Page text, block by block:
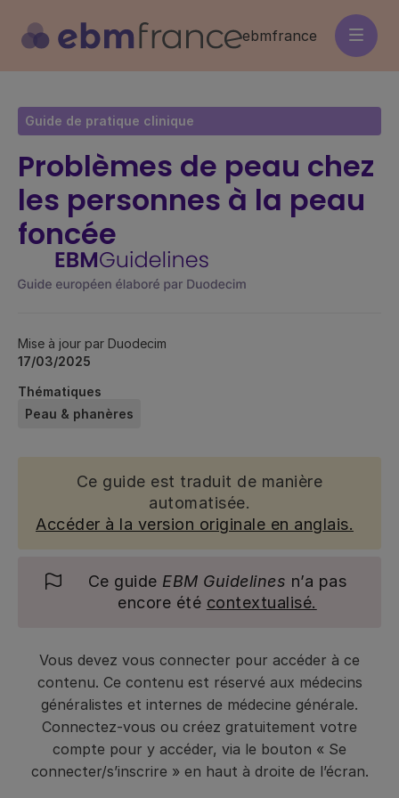
contenu
principal
ebmfrance
Guide de pratique clinique
Problèmes de peau chez
les personnes à la peau
foncée
Mise à jour par Duodecim
17/03/2025
Thématiques
Peau & phanères
Ce guide est traduit de manière
automatisée.
Accéder à la version originale en anglais.
Ce guide EBM Guidelines n’a pas
encore été contextualisé.
Vous devez vous connecter pour accéder à ce
contenu. Ce contenu est réservé aux médecins
généralistes et internes de médecine générale.
Connectez-vous ou créez gratuitement votre
compte pour y accéder, via le bouton « Se
connecter/s’inscrire » en haut à droite de l’écran.